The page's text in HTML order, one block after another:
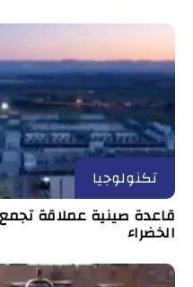
تكنولوجيا
قاعدة صينية عملاقة
الخضراء